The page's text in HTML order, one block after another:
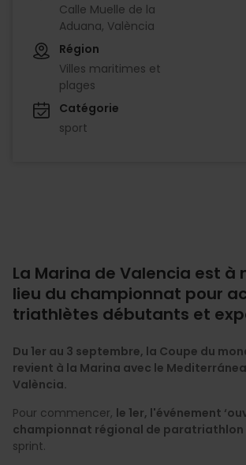
Calle Muelle de la
Aduana, València
Région
Villes maritimes et
plages
Catégorie
sport
La Marina de Valencia est à
lieu du championnat pour
triathlètes débutants et
Du 1er au 3 septembre, la Coupe du
revient à la Marina avec le
València.
Pour commencer, le 1er, l'événement
championnat régional de paratriathlon
sprint.